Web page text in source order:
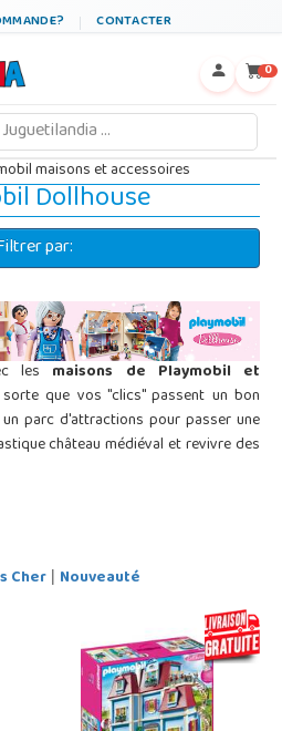
CONTACTER
0
maisons et accessoires
Dollhouse
par:
les maisons de Playmobil et
que vos "clics" passent un bon
parc d'attractions pour passer une
château médiéval et revivre des
Cher | Nouveauté